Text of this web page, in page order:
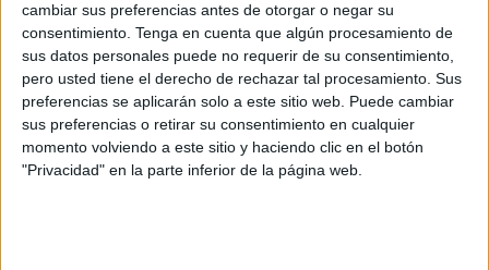
cambiar sus preferencias antes de otorgar o negar su
consentimiento. Tenga en cuenta que algún procesamiento de
sus datos personales puede no requerir de su consentimiento,
pero usted tiene el derecho de rechazar tal procesamiento. Sus
preferencias se aplicarán solo a este sitio web. Puede cambiar
sus preferencias o retirar su consentimiento en cualquier
momento volviendo a este sitio y haciendo clic en el botón
"Privacidad" en la parte inferior de la página web.
reunir al mínimo exigido para subirse a las tablas del
auditorio.
Según relata su directora, Vicky Medinilla, “hemos tenido
muchos problemas. No encontrábamos personal para que
nos ayudara a sacar el coro, no encontrábamos guitarra y
por supuesto tenemos que agradecer a la barriada de